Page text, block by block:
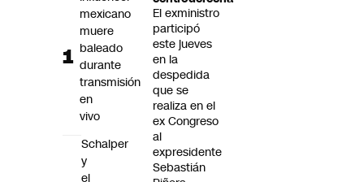
El exministro
participó
este jueves
en la
despedida
que se
realiza en el
ex Congreso
al
expresidente
Sebastián
mexicano
muere
baleado
durante
transmisión
en
vivo
Schalper
y
el